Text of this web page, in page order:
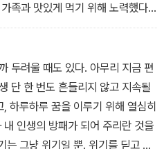
족과 맛있게 먹기 위해 노력했다.
복이며 바지, 티셔츠까지 척척 챙
행복한 아침을 보냈다. 새벽에 들
사랑받기 원하는 아이 같아 안쓰럽
을 짓고 국을 데웠다. 그러는 내가
두려울 때도 있다. 아무리 지금 편
단 한 번도 흔들리지 않고 지속될
하루하루 꿈을 이루기 위해 열심히
인생의 방패가 되어 주리란 것을
는 그냥 위기일 뿐. 위기를 딛고 일